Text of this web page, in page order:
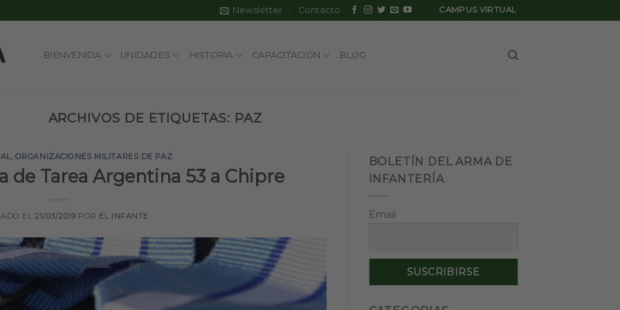
Newsletter Contacto CAMPUS VIRTUAL
BIENVENIDA UNIDADES HISTORIA CAPACITACIÓN BLOG
ARCHIVOS DE ETIQUETAS: PAZ
, ORGANIZACIONES MILITARES DE PAZ
de Tarea Argentina 53 a Chipre
EL 21/03/2019 POR EL INFANTE
BOLETÍN DEL ARMA DE
INFANTERÍA
Email